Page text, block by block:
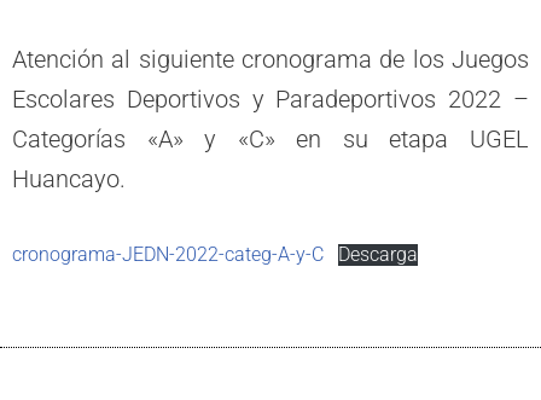
Atención al siguiente cronograma de los Juegos
Escolares Deportivos y Paradeportivos 2022 –
Categorías «A» y «C» en su etapa UGEL
Huancayo.
cronograma-JEDN-2022-categ-A-y-C Descarga